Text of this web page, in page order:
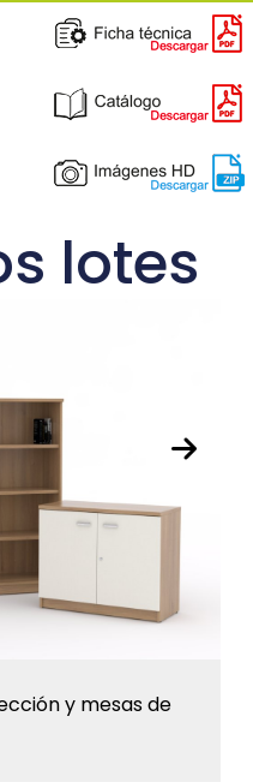
lotes
y mesas de